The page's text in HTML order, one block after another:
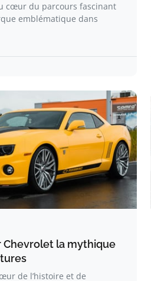
cœur du parcours fascinant
emblématique dans
Chevrolet la mythique
de l’histoire et de